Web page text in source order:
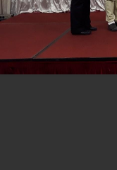
台美貿
性突
升級
臺美簽
疊加
總統接